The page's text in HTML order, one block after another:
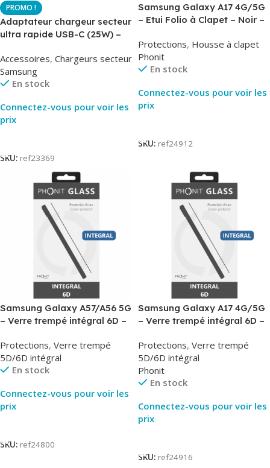
Adaptateur chargeur secteur
ultra rapide USB-C (25W) –
TA800
Accessoires, Chargeurs secteur
Samsung
En stock
Connectez-vous pour voir les
prix
SKU: ref23369
Samsung Galaxy A17 4G/5G
– Etui Folio à Clapet – Noir –
Protections, Housse à clapet
Phonit
En stock
Connectez-vous pour voir les
prix
SKU: ref24912
Samsung Galaxy A57/A56 5G
– Verre trempé intégral 6D –
Protections, Verre trempé
5D/6D intégral
En stock
Connectez-vous pour voir les
prix
SKU: ref24800
Samsung Galaxy A17 4G/5G
– Verre trempé intégral 6D –
Protections, Verre trempé
5D/6D intégral
Phonit
En stock
Connectez-vous pour voir les
prix
SKU: ref24916